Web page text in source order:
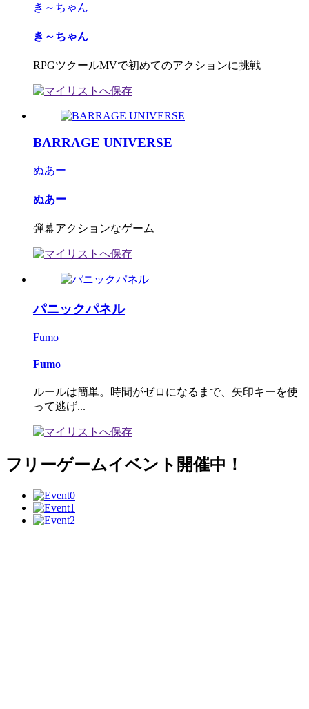
き～ちゃん
き～ちゃん
RPGツクールMVで初めてのアクションに挑戦
BARRAGE UNIVERSE
ぬあー
ぬあー
弾幕アクションなゲーム
パニックパネル
Fumo
Fumo
ルールは簡単。時間がゼロになるまで、矢印キーを使
って逃げ...
フリーゲームイベント開催中！